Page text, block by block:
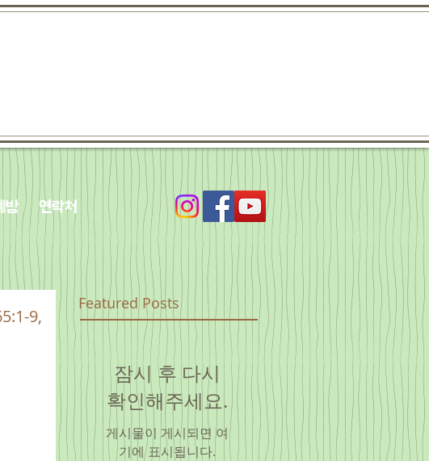
방 연락처
9,
Featured Posts
잠시 후 다시
확인해주세요.
게시물이 게시되면 여
기에 표시됩니다.